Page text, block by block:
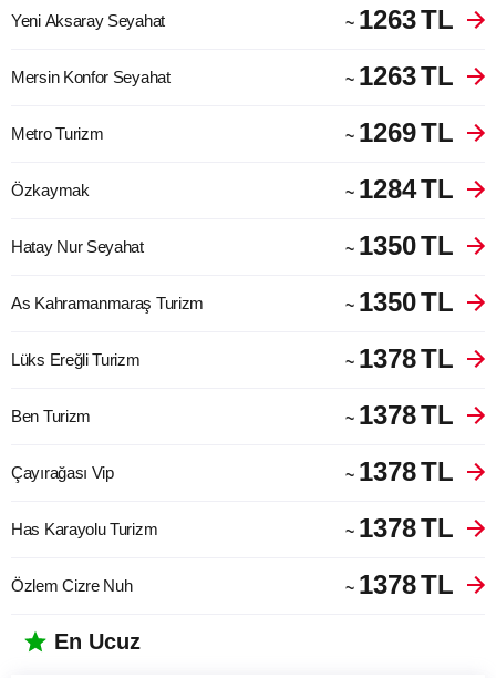
Yeni Aksaray Seyahat ~ 1263TL
Mersin Konfor Seyahat ~ 1263TL
Metro Turizm ~ 1269TL
Özkaymak ~ 1284TL
Hatay Nur Seyahat ~ 1350TL
As Kahramanmaraş Turizm ~ 1350TL
Lüks Ereğli Turizm ~ 1378TL
Ben Turizm ~ 1378TL
Çayırağası Vip ~ 1378TL
Has Karayolu Turizm ~ 1378TL
Özlem Cizre Nuh ~ 1378TL
En Ucuz